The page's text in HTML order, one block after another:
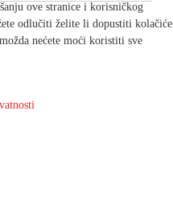
ove stranice i korisničkog
odlučiti želite li dopustiti kolačiće
nećete moći koristiti sve